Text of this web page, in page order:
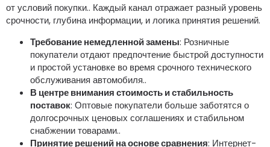
от условий покупки.. Каждый канал отражает разный уровень
срочности, глубина информации, и логика принятия решений.
Требование немедленной замены: Розничные
покупатели отдают предпочтение быстрой доступности
и простой установке во время срочного технического
обслуживания автомобиля..
В центре внимания стоимость и стабильность
поставок: Оптовые покупатели больше заботятся о
долгосрочных ценовых соглашениях и стабильном
снабжении товарами..
Принятие решений на основе сравнения: Интернет-